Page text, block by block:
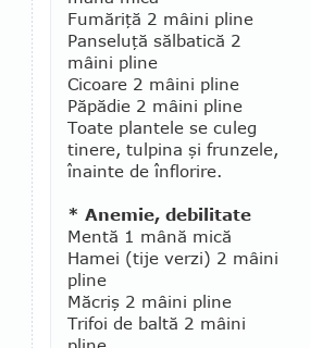
Fumăriţă 2 mâini pline
Panseluţă sălbatică 2
mâini pline
Cicoare 2 mâini pline
Păpădie 2 mâini pline
Toate plantele se culeg
tinere, tul­pina şi frunzele,
înainte de înflorire.
* Anemie, debilitate
Mentă 1 mână mică
Hamei (tije verzi) 2 mâini
pline
Măcriş 2 mâini pline
Trifoi de baltă 2 mâini